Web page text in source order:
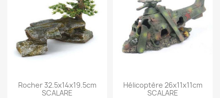
Rocher 32.5x14x19.5cm
SCALARE
Hélicoptère 26x11x11cm
SCALARE